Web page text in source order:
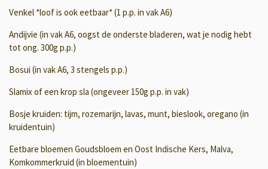
Venkel *loof is ook eetbaar* (1 p.p. in vak A6)
Andijvie (in vak A6, oogst de onderste bladeren, wat je nodig hebt
tot ong. 300g p.p.)
Bosui (in vak A6, 3 stengels p.p.)
Slamix of een krop sla (ongeveer 150g p.p. in vak)
Bosje kruiden: tijm, rozemarijn, lavas, munt, bieslook, oregano (in
kruidentuin)
Eetbare bloemen Goudsbloem en Oost Indische Kers, Malva,
Komkommerkruid (in bloementuin)